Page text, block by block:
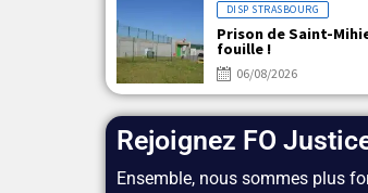
DISP STRASBOURG
Prison de Saint-
fouille !
06/08/2026
Rejoignez FO
Ensemble, nous sommes plus